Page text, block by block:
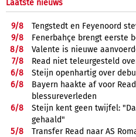
Laatste nieuws
9/8
Tengstedt en Feyenoord
9/8
Fenerbahçe brengt eerste
8/8
Valente is nieuwe
7/8
Read niet teleurgesteld
6/8
Steijn openhartig over
6/8
Bayern haakte af voor
blessureverleden
6/8
Steijn kent geen twijfel:
gehaald"
5/8
Transfer Read naar AS